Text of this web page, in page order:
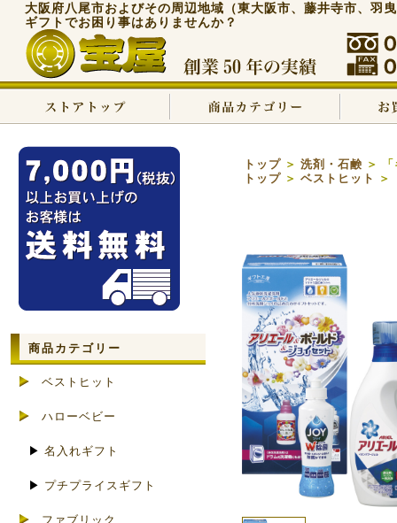
大阪府八尾市およびその周辺地域（東大阪市、藤井寺市、羽
ギフトでお困り事はありませんか？
トップ ＞ 洗剤・石鹸 ＞
トップ ＞ ベストヒット ＞
商品カテゴリー
ベストヒット
ハローベビー
▶ 名入れギフト
▶ プチプライスギフト
ファブリック